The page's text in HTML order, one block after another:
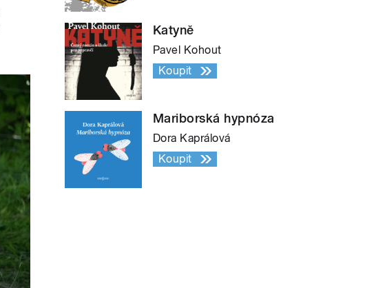
Katyně
Pavel Kohout
Koupit
Mariborská hypnóza
Dora Kaprálová
Koupit